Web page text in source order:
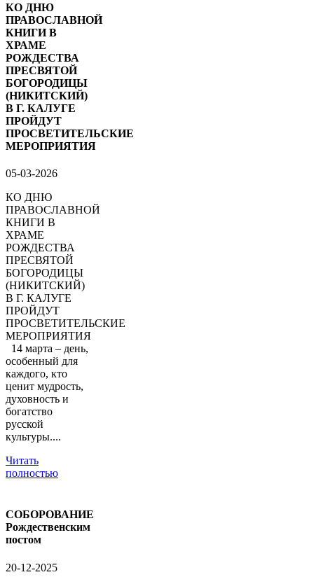
КО ДНЮ
ПРАВОСЛАВНОЙ
КНИГИ В
ХРАМЕ
РОЖДЕСТВА
ПРЕСВЯТОЙ
БОГОРОДИЦЫ
(НИКИТСКИЙ)
В Г. КАЛУГЕ
ПРОЙДУТ
ПРОСВЕТИТЕЛЬСКИЕ
МЕРОПРИЯТИЯ
05-03-2026
КО ДНЮ
ПРАВОСЛАВНОЙ
КНИГИ В
ХРАМЕ
РОЖДЕСТВА
ПРЕСВЯТОЙ
БОГОРОДИЦЫ
(НИКИТСКИЙ)
В Г. КАЛУГЕ
ПРОЙДУТ
ПРОСВЕТИТЕЛЬСКИЕ
МЕРОПРИЯТИЯ
14 марта – день,
особенный для
каждого, кто
ценит мудрость,
духовность и
богатство
русской
культуры....
Читать
полностью
СОБОРОВАНИЕ
Рождественским
постом
20-12-2025